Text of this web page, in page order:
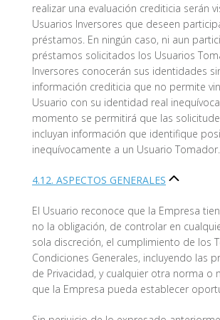
realizar una evaluación crediticia serán
Usuarios Inversores que deseen
préstamos. En ningún caso, ni aun
préstamos solicitados los Usuarios
Inversores conocerán sus identidades
información crediticia que no permite
Usuario con su identidad real
momento se permitirá que las
incluyan información que identifique
inequívocamente a un Usuario Tomador.
4.12. ASPECTOS GENERALES
El Usuario reconoce que la Empresa
no la obligación, de controlar en
sola discreción, el cumplimiento de los
Condiciones Generales, incluyendo las
de Privacidad, y cualquier otra norma o
que la Empresa pueda establecer